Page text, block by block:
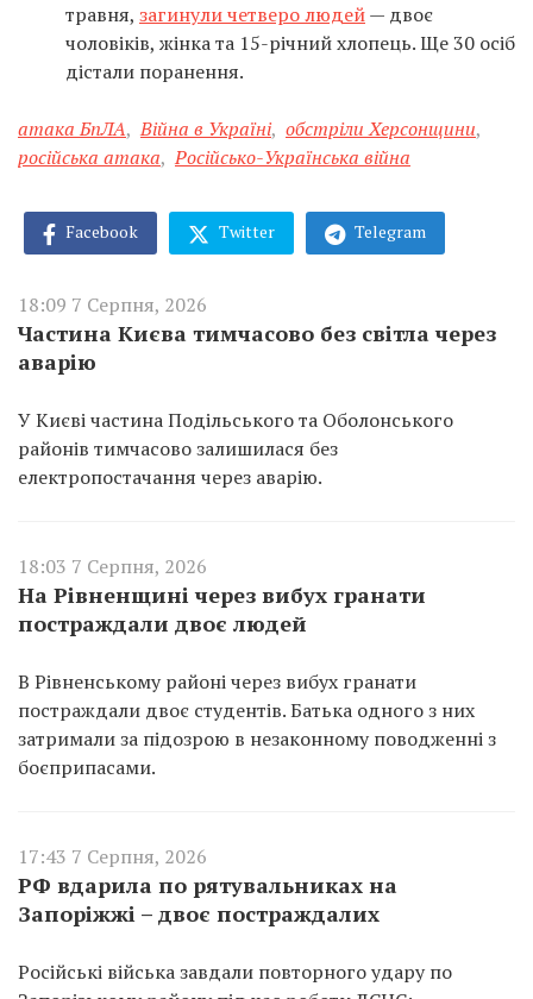
травня, загинули четверо людей— двоє
чоловіків, жінка та 15-річний хлопець. Ще 30 осіб
дістали поранення.
атака БпЛА, Війна в Україні, обстріли Херсонщини,
російська атака, Російсько-Українська війна
Facebook Twitter Telegram
18:09 7 Серпня, 2026
Частина Києва тимчасово без світла через
аварію
У Києві частина Подільського та Оболонського
районів тимчасово залишилася без
електропостачання через аварію.
18:03 7 Серпня, 2026
На Рівненщині через вибух гранати
постраждали двоє людей
В Рівненському районі через вибух гранати
постраждали двоє студентів. Батька одного з них
затримали за підозрою в незаконному поводженні з
боєприпасами.
17:43 7 Серпня, 2026
РФ вдарила по рятувальниках на
Запоріжжі – двоє постраждалих
Російські війська завдали повторного удару по